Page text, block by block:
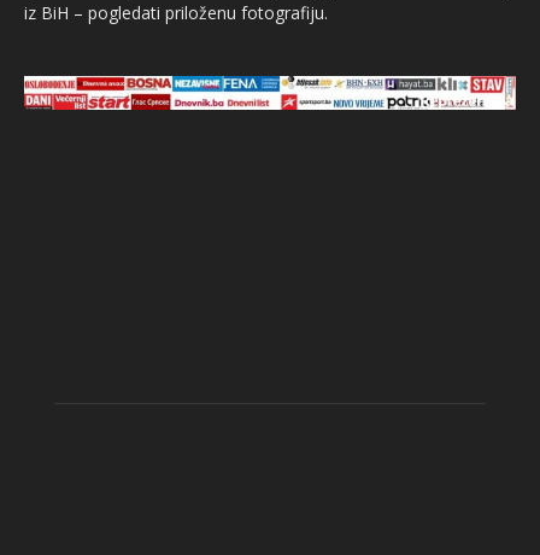
iz BiH – pogledati priloženu fotografiju.